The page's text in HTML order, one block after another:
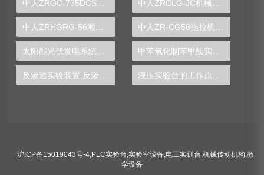
中人ZRGC-735DCS分布式过程控制系统实训装置
沪ICP备15019043号-4 PLC实验台 实验室设备 电工实训台 机械传动机构 教
学设备